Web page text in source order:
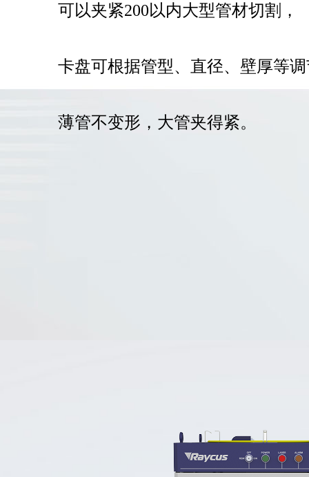
可以夹紧200以内大型管材切割，
卡盘可根据管型、直径、壁厚等
薄管不变形，大管夹得紧。